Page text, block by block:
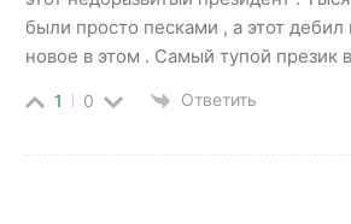
были просто песками , а этот дебил
новое в этом . Самый тупой презик
1 0 Ответить